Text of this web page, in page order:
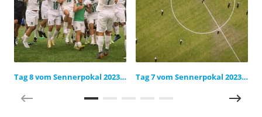
Tag 8 vom Sennerpokal 2023 im Video Tag 7 vom Sennerpokal 2023 im Video